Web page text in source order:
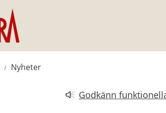
Nyheter
Godkänn
Länk till annan